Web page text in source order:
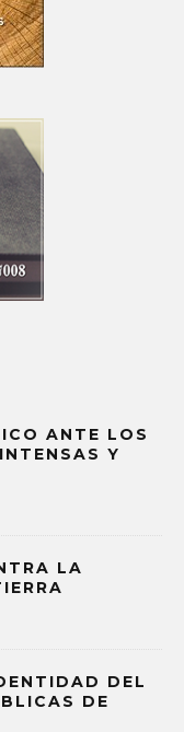
ANTE LOS
Y
LA
DEL
DE